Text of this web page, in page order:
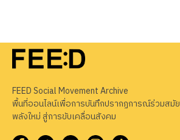
FEED Social Movement Archive
พื้นที่ออนไลน์เพื่อการบันทึกปรากฏการณ์ร่วมสมัย
พลังใหม่ สู่การขับเคลื่อนสังคม